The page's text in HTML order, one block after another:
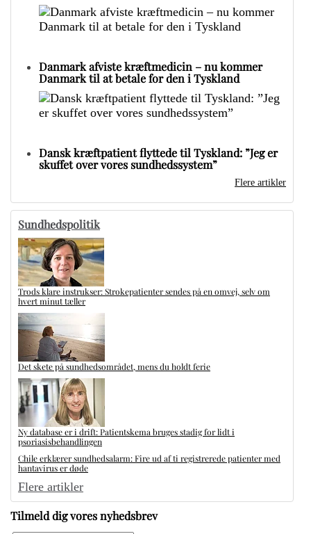
Danmark afviste kræftmedicin – nu kommer
Danmark til at betale for den i Tyskland
Dansk kræftpatient flyttede til Tyskland: ”Jeg er
skuffet over vores sundhedssystem”
Flere artikler
Sundhedspolitik
Trods klare instrukser: Strokepatienter sendes på en omvej, selv om
hvert minut tæller
Det skete på sundhedsområdet, mens du holdt ferie
Ny database er i drift: Patientskema bruges stadig for lidt i
psoriasisbehandlingen
Chile erklærer sundhedsalarm: Fire ud af ti registrerede patienter med
hantavirus er døde
Flere artikler
Tilmeld dig vores nyhedsbrev